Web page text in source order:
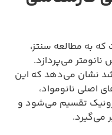
به مطالعه سنتز،
می‌پردازد.
نشان می‌دهد که این
اصلی نانومواد،
تقسیم می‌شود و
می‌گیرد.